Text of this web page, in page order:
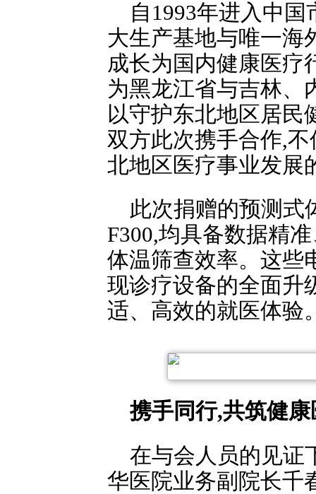
自1993年进入中
大生产基地与唯一海
成长为国内健康医疗
为黑龙江省与吉林、
以守护东北地区居民
双方此次携手合作,
北地区医疗事业发展
此次捐赠的预测式
F300,均具备数据精
体温筛查效率。这些
现诊疗设备的全面升
适、高效的就医体验
携手同行,共筑健
在与会人员的见证
华医院业务副院长千